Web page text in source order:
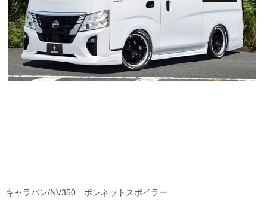
キャラバン/NV350 ボンネットスポイラー